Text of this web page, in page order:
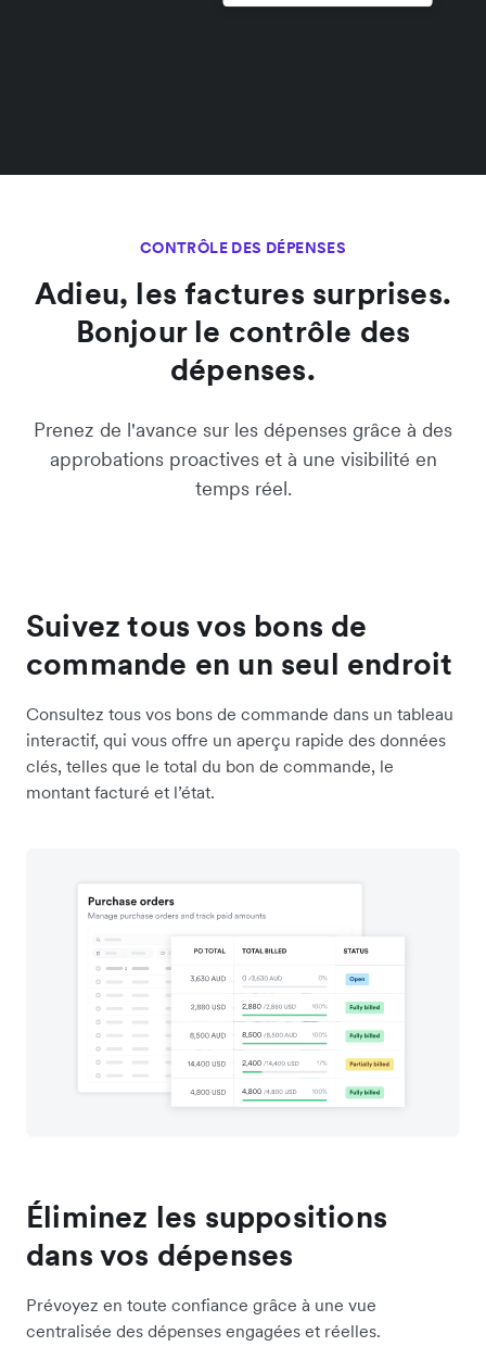
CONTRÔLE DES DÉPENSES
Adieu, les factures surprises.
Bonjour le contrôle des
dépenses.
Prenez de l'avance sur les dépenses grâce à des
approbations proactives et à une visibilité en
temps réel.
Suivez tous vos bons de
commande en un seul endroit
Consultez tous vos bons de commande dans un tableau
interactif, qui vous offre un aperçu rapide des données
clés, telles que le total du bon de commande, le
montant facturé et l’état.
Éliminez les suppositions
dans vos dépenses
Prévoyez en toute confiance grâce à une vue
centralisée des dépenses engagées et réelles.